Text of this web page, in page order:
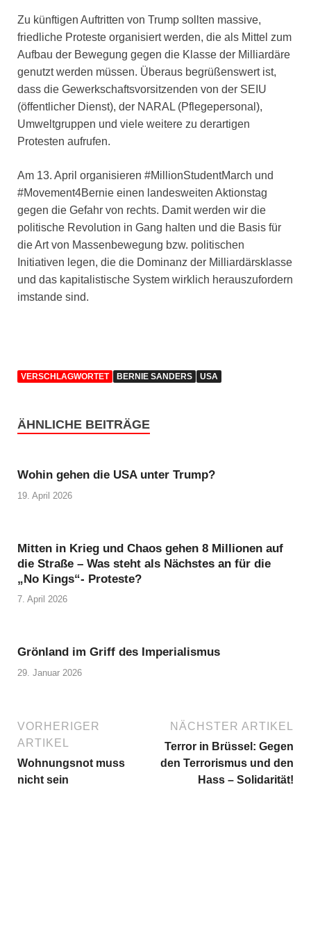
Zu künftigen Auftritten von Trump sollten massive,
friedliche Proteste organisiert werden, die als Mittel zum
Aufbau der Bewegung gegen die Klasse der Milliardäre
genutzt werden müssen. Überaus begrüßenswert ist,
dass die Gewerkschaftsvorsitzenden von der SEIU
(öffentlicher Dienst), der NARAL (Pflegepersonal),
Umweltgruppen und viele weitere zu derartigen
Protesten aufrufen.
Am 13. April organisieren #MillionStudentMarch und
#Movement4Bernie einen landesweiten Aktionstag
gegen die Gefahr von rechts. Damit werden wir die
politische Revolution in Gang halten und die Basis für
die Art von Massenbewegung bzw. politischen
Initiativen legen, die die Dominanz der Milliardärsklasse
und das kapitalistische System wirklich herauszufordern
imstande sind.
VERSCHLAGWORTET BERNIE SANDERS USA
ÄHNLICHE BEITRÄGE
Wohin gehen die USA unter Trump?
19. April 2026
Mitten in Krieg und Chaos gehen 8 Millionen auf
die Straße – Was steht als Nächstes an für die
„No Kings“- Proteste?
7. April 2026
Grönland im Griff des Imperialismus
29. Januar 2026
VORHERIGER
ARTIKEL
Wohnungsnot muss
nicht sein
NÄCHSTER ARTIKEL
Terror in Brüssel: Gegen
den Terrorismus und den
Hass – Solidarität!